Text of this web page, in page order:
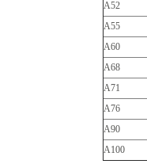
A52
A55
A60
A68
A71
A76
A90
A100